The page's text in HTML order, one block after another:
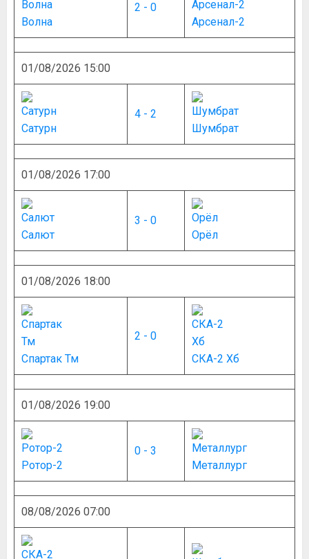
Волна
2 - 0
Арсенал-2
01/08/2026 15:00
Сатурн
4 - 2
Шумбрат
01/08/2026 17:00
Салют
3 - 0
Орёл
01/08/2026 18:00
Спартак Тм
2 - 0
СКА-2 Хб
01/08/2026 19:00
Ротор-2
0 - 3
Металлург
08/08/2026 07:00